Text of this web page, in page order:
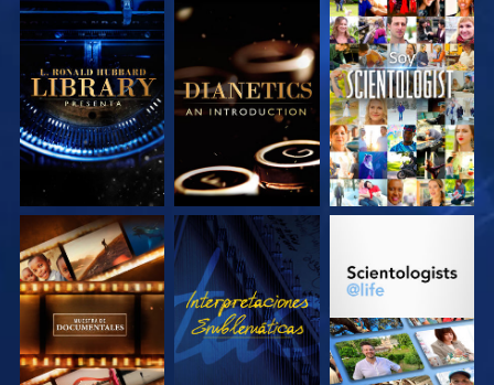
EXPLORA LAS
SERIES
EXPLORA LAS
SERIES
VE
EXPLORA LAS
SERIES
VE
EXPLORA LAS